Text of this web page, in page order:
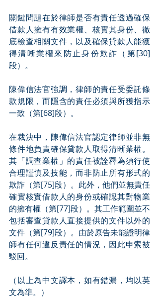
關鍵問題在於律師是否有責任透過確保
借款人擁有有效業權、核實其身份、徹
底檢查相關文件，以及確保貸款人能獲
得清晰業權來防止身份欺詐（第[30]
段）。
陳偉信法官強調，律師的責任受委託條
款規限，而隱含的責任必須與所獲指示
一致（第[68]段）。
在裁決中，陳偉信法官認定律師並非無
條件地負責確保貸款人取得清晰業權。
其「調查業權」的責任被詮釋為須行使
合理謹慎及技能，而非防止所有形式的
欺詐（第[75]段）。此外，他們並無責任
確實核實借款人的身份或確認其對物業
的擁有權（第[77]段）。其工作範圍並不
包括審查貸款人直接提供的文件以外的
文件（第[79]段）。由於原告未能證明律
師有任何違反責任的情況，因此申索被
駁回。
（以上為中文譯本，如有錯漏，均以英
文為準。）